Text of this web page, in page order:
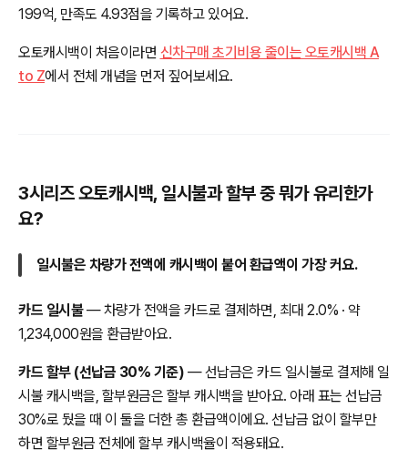
199억, 만족도 4.93점을 기록하고 있어요.
오토캐시백이 처음이라면 신차구매 초기비용 줄이는 오토캐시백 A
to Z에서 전체 개념을 먼저 짚어보세요.
3시리즈 오토캐시백, 일시불과 할부 중 뭐가 유리한가
요?
일시불은 차량가 전액에 캐시백이 붙어 환급액이 가장 커요.
카드 일시불— 차량가 전액을 카드로 결제하면, 최대 2.0% · 약
1,234,000원을 환급받아요.
카드 할부 (선납금 30% 기준) — 선납금은 카드 일시불로 결제해 일
시불 캐시백을, 할부원금은 할부 캐시백을 받아요. 아래 표는 선납금
30%로 뒀을 때 이 둘을 더한 총 환급액이에요. 선납금 없이 할부만
하면 할부원금 전체에 할부 캐시백율이 적용돼요.